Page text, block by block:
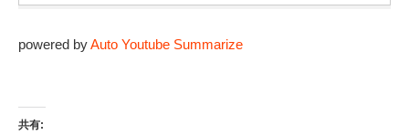
powered byAuto Youtube Summarize
共有: